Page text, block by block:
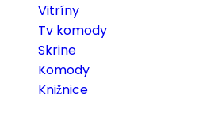
Vitríny
Tv komody
Skrine
Komody
Knižnice